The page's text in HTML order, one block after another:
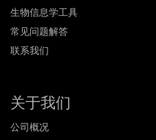
生物信息学工具
常见问题解答
联系我们
关于我们
公司概况